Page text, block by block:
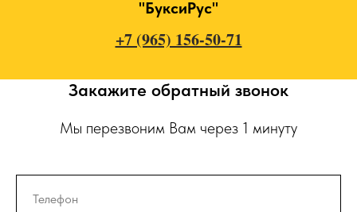
"БуксиРус"
+7 (965) 156-50-71
Закажите обратный звонок
Мы перезвоним Вам через 1 минуту